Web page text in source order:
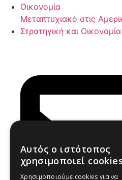
Οικονομία
Μεταπτυχιακό στις
Στρατηγική και Οικονομία
Αυτός ο ιστότοπος
χρησιμοποιεί cookies
Χρησιμοποιούμε cookies για να